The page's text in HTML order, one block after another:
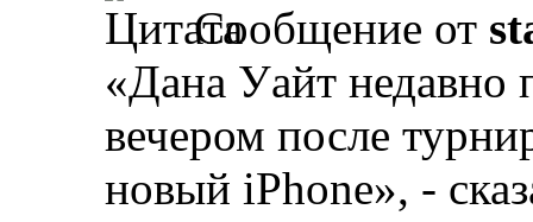
Сообщение от
«Дана Уайт недавно
вечером после
новый iPhone», -